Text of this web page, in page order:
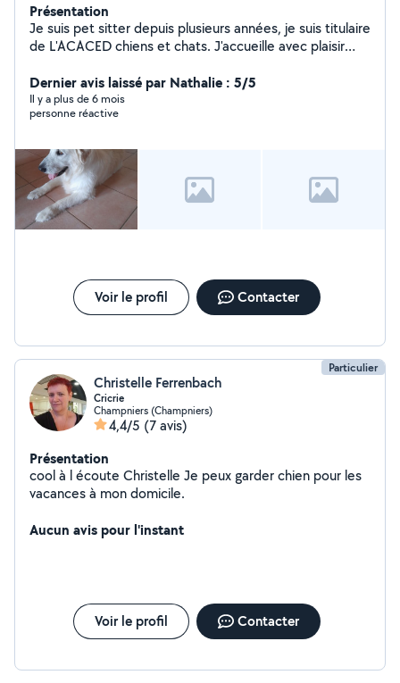
Présentation
Je suis pet sitter depuis plusieurs années, je suis titulaire
de L'ACACED chiens et chats. J'accueille avec plaisir
rendre visite
Dernier avis laissé par Nathalie : 5/5
Il y a plus de 6 mois
personne réactive
Voir le profil Contacter
Particulier
Christelle Ferrenbach
Cricrie
Champniers (Champniers)
4,4/5 (7 avis)
Présentation
cool à l écoute Christelle Je peux garder chien pour les
vacances à mon domicile.
Aucun avis pour l'instant
Voir le profil Contacter